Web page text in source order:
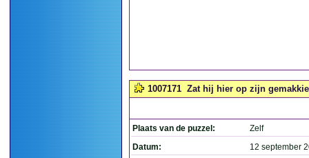
1007171 Zat hij hier op zijn
Plaats van de puzzel:
Zelf
Datum:
12 september